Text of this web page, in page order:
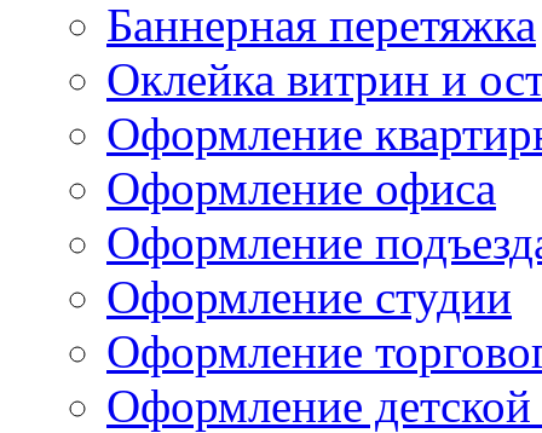
Баннерная перетяжка
Оклейка витрин и
Оформление
Оформление офиса
Оформление
Оформление студии
Оформление
Оформление